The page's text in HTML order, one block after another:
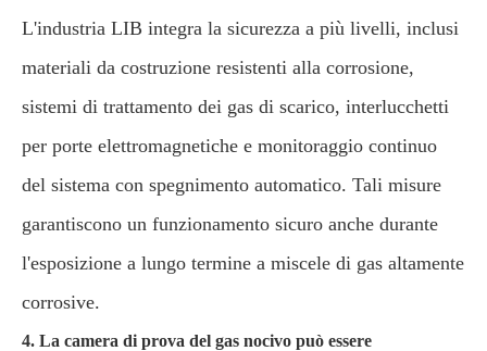
L'industria LIB integra la sicurezza a più livelli, inclusi
materiali da costruzione resistenti alla corrosione,
sistemi di trattamento dei gas di scarico, interlucchetti
per porte elettromagnetiche e monitoraggio continuo
del sistema con spegnimento automatico. Tali misure
garantiscono un funzionamento sicuro anche durante
l'esposizione a lungo termine a miscele di gas altamente
corrosive.
4. La camera di prova del gas nocivo può essere